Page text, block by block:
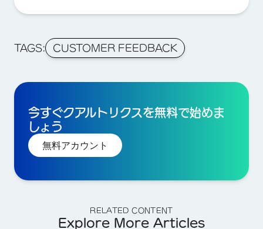
TAGS: CUSTOMER FEEDBACK
今すぐクアルトリクスを無料で始めま
しょう
無料アカウント
RELATED CONTENT
Explore More Articles